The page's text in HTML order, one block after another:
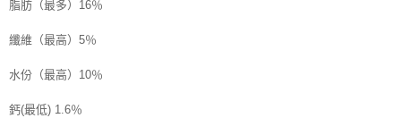
脂肪（最多）16％
纖維（最高）5％
水份（最高）10％
鈣(最低) 1.6％